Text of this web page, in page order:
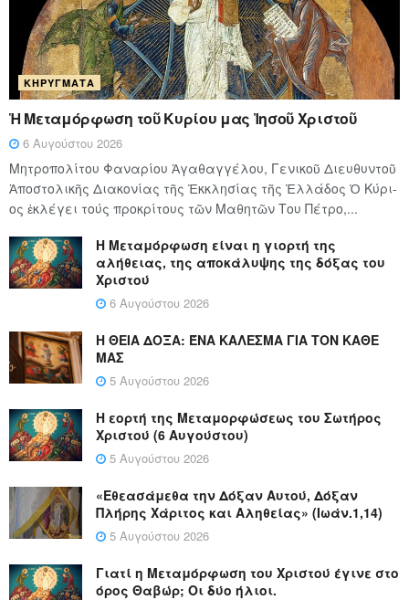
ΚΗΡΎΓΜΑΤΑ
Ἡ Μεταμόρφωση τοῦ Κυρίου μας Ἰησοῦ Χριστοῦ
6 Αυγούστου 2026
Μητροπολίτου Φαναρίου Ἀγαθαγγέλου, Γενικοῦ Διευθυντοῦ
Ἀποστολικῆς Διακονίας τῆς Ἐκκλησίας τῆς Ἑλλάδος Ὁ Κύ­ρι­
ος ἐκλέγει τούς προ­κρί­τους τῶν Μα­θη­τῶν Του Πέ­τρο,...
Η Μεταμόρφωση είναι η γιορτή της
αλήθειας, της αποκάλυψης της δόξας του
Χριστού
6 Αυγούστου 2026
Η ΘΕΙΑ ΔΟΞΑ: ΈΝΑ ΚΑΛΕΣΜΑ ΓΙΑ ΤΟΝ ΚΑΘΕ
ΜΑΣ
5 Αυγούστου 2026
Η εορτή της Μεταμορφώσεως του Σωτήρος
Χριστού (6 Αυγούστου)
5 Αυγούστου 2026
«Εθεασάμεθα την Δόξαν Αυτού, Δόξαν
Πλήρης Χάριτος και Αληθείας» (Ιωάν.1,14)
5 Αυγούστου 2026
Γιατί η Μεταμόρφωση του Χριστού έγινε στο
όρος Θαβώρ; Οι δύο ήλιοι.